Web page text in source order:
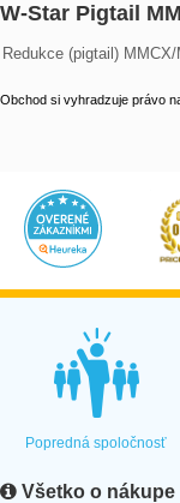
W-Star Pigtail
Redukce (pigtail)
Obchod si vyhradzuje právo
Popredná spoločnosť
Všetko o nákupe